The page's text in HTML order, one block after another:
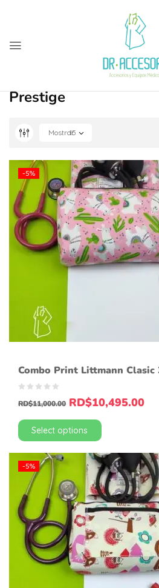
Prestige
Mostrar
15
-5%
Combo Print Littmann
RD$11,000.00 RD$10,495.00
Select options
-5%